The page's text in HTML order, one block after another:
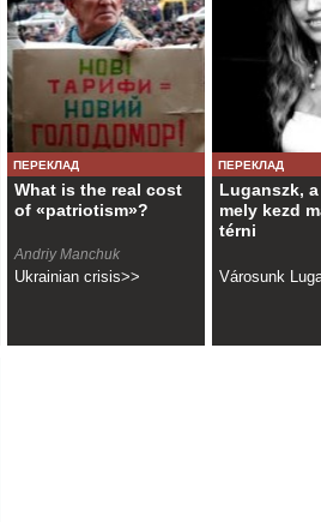
ПЕРЕКЛАД
What is the real cost
of «patriotism»?
Andriy Manchuk
Ukrainian crisis>>
ПЕРЕКЛАД
Luganszk,
mely kezd
térni
Városunk